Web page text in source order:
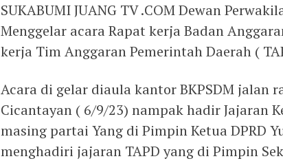
SUKABUMI JUANG TV .COM Dewan
Menggelar acara Rapat kerja Badan
kerja Tim Anggaran Pemerintah Daerah (
Acara di gelar diaula kantor BKPSDM jalan
Cicantayan ( 6/9/23) nampak hadir Jajaran
masing partai Yang di Pimpin Ketua DPRD
menghadiri jajaran TAPD yang di Pimpin